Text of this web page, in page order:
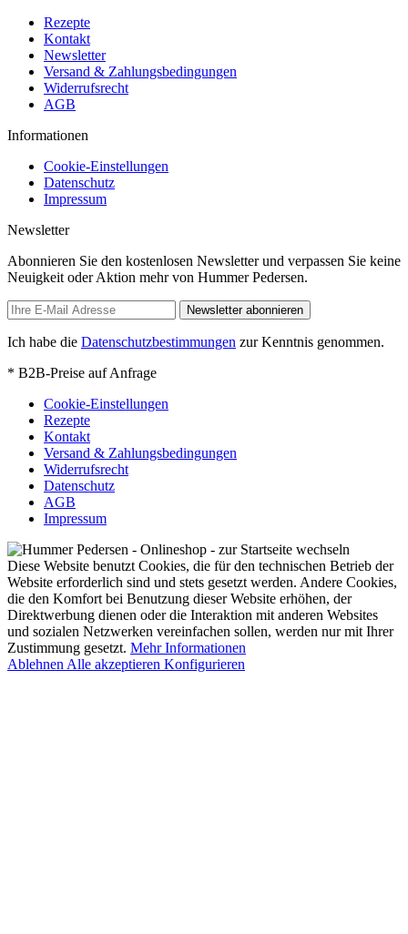
Rezepte
Kontakt
Newsletter
Versand & Zahlungsbedingungen
Widerrufsrecht
AGB
Informationen
Cookie-Einstellungen
Datenschutz
Impressum
Newsletter
Abonnieren Sie den kostenlosen Newsletter und verpassen Sie keine
Neuigkeit oder Aktion mehr von Hummer Pedersen.
Newsletter abonnieren
Ich habe die Datenschutzbestimmungen zur Kenntnis genommen.
* B2B-Preise auf Anfrage
Cookie-Einstellungen
Rezepte
Kontakt
Versand & Zahlungsbedingungen
Widerrufsrecht
Datenschutz
AGB
Impressum
Diese Website benutzt Cookies, die für den technischen Betrieb der
Website erforderlich sind und stets gesetzt werden. Andere Cookies,
die den Komfort bei Benutzung dieser Website erhöhen, der
Direktwerbung dienen oder die Interaktion mit anderen Websites
und sozialen Netzwerken vereinfachen sollen, werden nur mit Ihrer
Zustimmung gesetzt. Mehr Informationen
Ablehnen Alle akzeptieren Konfigurieren